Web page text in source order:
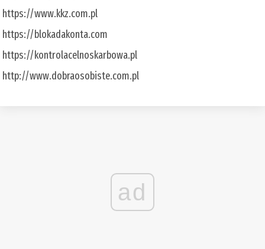
https://www.kkz.com.pl
https://blokadakonta.com
https://kontrolacelnoskarbowa.pl
http://www.dobraosobiste.com.pl
ad